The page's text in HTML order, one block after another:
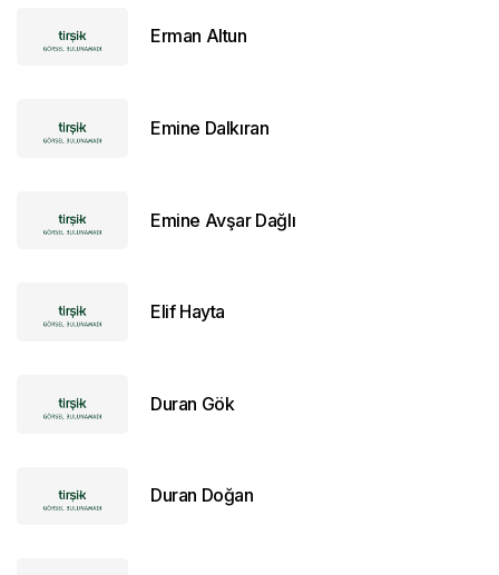
Erman Altun
Emine Dalkıran
Emine Avşar Dağlı
Elif Hayta
Duran Gök
Duran Doğan